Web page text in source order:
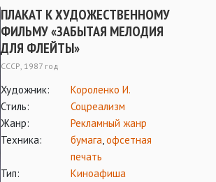
ПЛАКАТ К ХУДОЖЕСТВЕННОМУ
ФИЛЬМУ «ЗАБЫТАЯ МЕЛОДИЯ
ДЛЯ ФЛЕЙТЫ»
СССР, 1987 год
Художник:
Короленко И.
Стиль:
Соцреализм
Жанр:
Рекламный жанр
Техника:
бумага офсетная
печать
Тип:
Киноафиша